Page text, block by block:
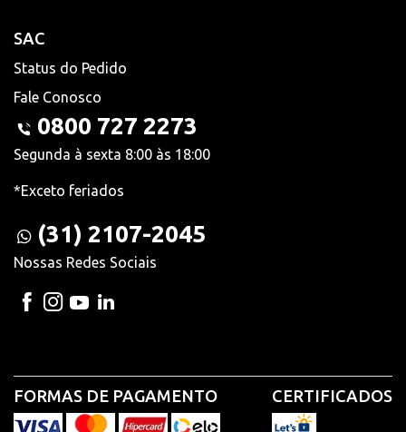
SAC
Status do Pedido
Fale Conosco
0800 727 2273
Segunda à sexta 8:00 às 18:00
*Exceto feriados
(31) 2107-2045
Nossas Redes Sociais
FORMAS DE PAGAMENTO CERTIFICADOS